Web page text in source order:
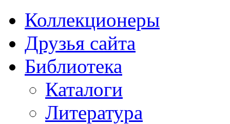
Коллекционеры
Друзья сайта
Библиотека
Каталоги
Литература